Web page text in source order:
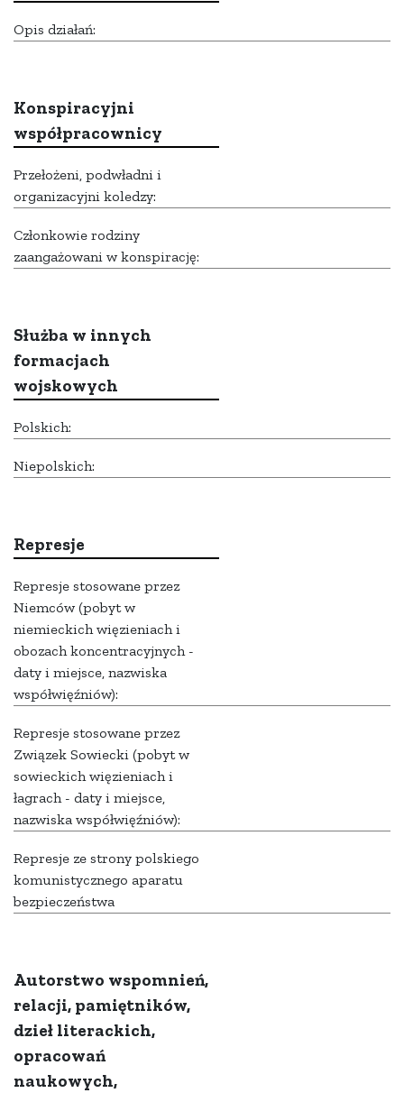
Opis działań:
Konspiracyjni
współpracownicy
Przełożeni, podwładni i
organizacyjni koledzy:
Członkowie rodziny
zaangażowani w konspirację:
Służba w innych
formacjach
wojskowych
Polskich:
Niepolskich:
Represje
Represje stosowane przez
Niemców (pobyt w
niemieckich więzieniach i
obozach koncentracyjnych -
daty i miejsce, nazwiska
współwięźniów):
Represje stosowane przez
Związek Sowiecki (pobyt w
sowieckich więzieniach i
łagrach - daty i miejsce,
nazwiska współwięźniów):
Represje ze strony polskiego
komunistycznego aparatu
bezpieczeństwa
Autorstwo wspomnień,
relacji, pamiętników,
dzieł literackich,
opracowań
naukowych,